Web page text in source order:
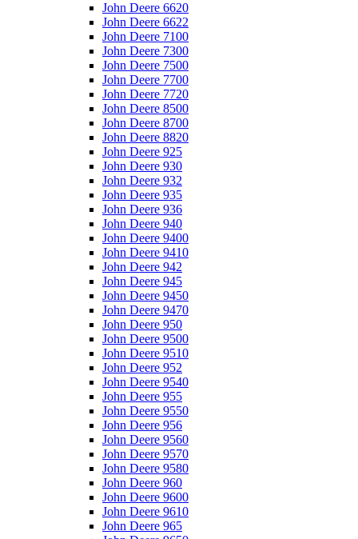
John Deere 6620
John Deere 6622
John Deere 7100
John Deere 7300
John Deere 7500
John Deere 7700
John Deere 7720
John Deere 8500
John Deere 8700
John Deere 8820
John Deere 925
John Deere 930
John Deere 932
John Deere 935
John Deere 936
John Deere 940
John Deere 9400
John Deere 9410
John Deere 942
John Deere 945
John Deere 9450
John Deere 9470
John Deere 950
John Deere 9500
John Deere 9510
John Deere 952
John Deere 9540
John Deere 955
John Deere 9550
John Deere 956
John Deere 9560
John Deere 9570
John Deere 9580
John Deere 960
John Deere 9600
John Deere 9610
John Deere 965